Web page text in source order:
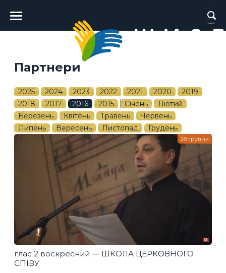
Головне
меню
Партнери
2025 2024 2023 2022 2021 2020
2019
2018
2017 2016 2015 Січень
Лютий
Березень
Квітень Травень
Червень
Липень
Вересень Листопад Грудень
глас 2 воскресний — ШКОЛА ЦЕРКОВНОГО
СПІВУ
28 грудня